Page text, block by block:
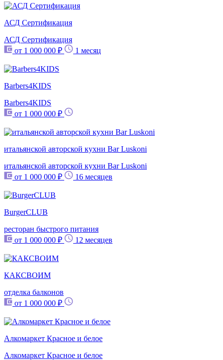
АСД Сертификация
АСД Сертификация
от 1 000 000 ₽
1 месяц
Barbers4KIDS
Barbers4KIDS
от 1 000 000 ₽
итальянской авторской кухни Bar Luskoni
итальянской авторской кухни Bar Luskoni
от 1 000 000 ₽
16 месяцев
BurgerCLUB
ресторан быстрого питания
от 1 000 000 ₽
12 месяцев
КАКСВОИМ
отделка балконов
от 1 000 000 ₽
Алкомаркет Красное и белое
Алкомаркет Красное и белое